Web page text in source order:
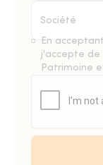
En
j'accepte de
Patrimoine